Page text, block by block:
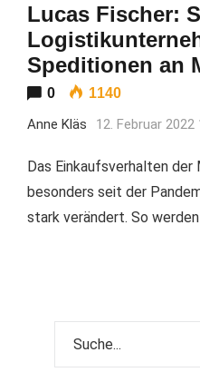
Lucas Fischer:
Speditionen an
0 1140
Anne Kläs 12. Februar 2022
Das Einkaufsverhalten der
besonders seit der
stark verändert. So